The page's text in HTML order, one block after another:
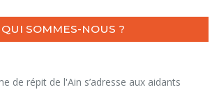
QUI SOMMES-NOUS ?
de répit de l'Ain s’adresse aux aidants